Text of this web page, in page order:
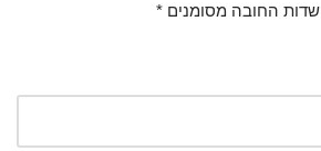
שדות החובה מסומנים *